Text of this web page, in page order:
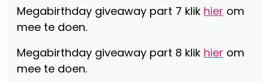
Megabirthday giveaway part 7 klik hier om
mee te doen.
Megabirthday giveaway part 8 klik hier om
mee te doen.